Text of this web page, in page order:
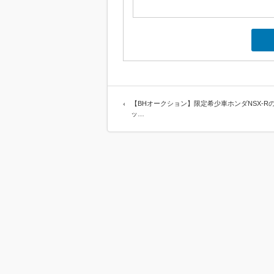
【BHオークション】限定希少車ホンダNSX-R
ッ…